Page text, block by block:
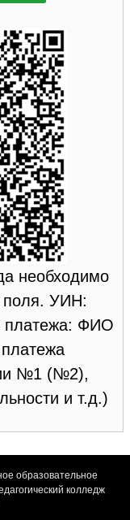
необходимо
поля. УИН:
платежа: ФИО
№1 (№2),
и т.д.)
образовательное
колледж